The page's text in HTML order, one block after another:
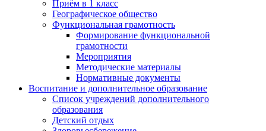
Приём в 1 класс
Географическое общество
Функциональная грамотность
Формирование функциональной
грамотности
Мероприятия
Методические материалы
Нормативные документы
Воспитание и дополнительное образование
Список учреждений дополнительного
образования
Детский отдых